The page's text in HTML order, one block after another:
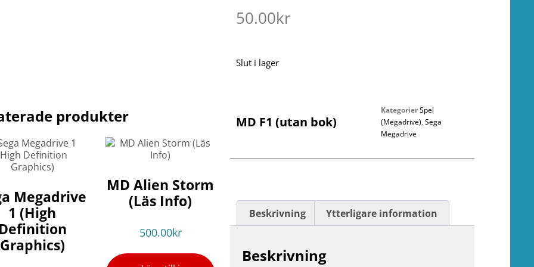
50.00kr
Slut i lager
produkter
Megadrive
1 (High
Graphics)
MD Alien Storm
(Läs Info)
500.00kr
MD F1 (utan bok)
KategorierSpel
(Megadrive),Sega
Megadrive
Beskrivning Ytterligare information
Beskrivning